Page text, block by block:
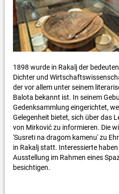
1898 wurde in Rakalj der
Dichter und
der vor allem unter seinem
Balota bekannt ist. In seinem
Gedenksammlung eingerichtet,
Gelegenheit bietet, sich über das
von Mirković zu informieren. Die
'Susreti na dragom kamenu' zu
in Rakalj statt. Interessierte
Ausstellung im Rahmen eines
besichtigen.